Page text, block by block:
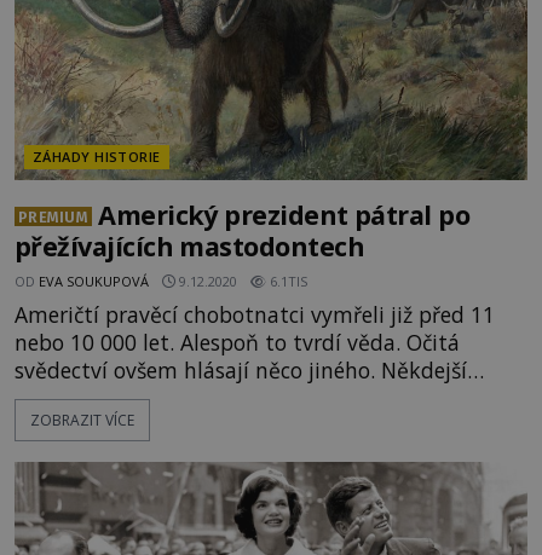
ZÁHADY HISTORIE
PREMIUM
Americký prezident pátral po
přežívajících mastodontech
OD EVA SOUKUPOVÁ 9.12.2020 6.1TIS
Američtí pravěcí chobotnatci vymřeli již před 11
nebo 10 000 let. Alespoň to tvrdí věda. Očitá
svědectví ovšem hlásají něco jiného. Někdejší
prezident USA dokonce vyslal expedici, která tato
svědectví měla prověřit. Mastodonti jsou někdy
Mastodonti jsou s mamuty srstnatými skutečně
příbuzní a jsou mezi nimi jen
ZOBRAZIT VÍCE